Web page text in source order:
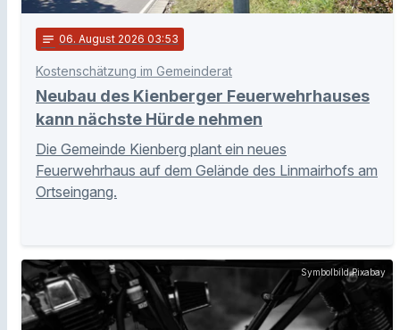
notes 06. August 2026 03:53
Kostenschätzung im Gemeinderat
Neubau des Kienberger Feuerwehrhauses
kann nächste Hürde nehmen
Die Gemeinde Kienberg plant ein neues
Feuerwehrhaus auf dem Gelände des Linmairhofs am
Ortseingang.
Symbolbild Pixabay